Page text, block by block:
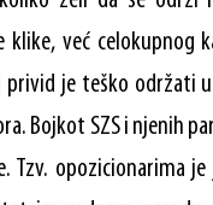
klike, već
privid je teško održati
Bojkot SZS i njenih
Tzv. opozicionarima